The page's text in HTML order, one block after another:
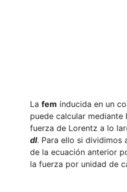
La fem inducida en un
puede calcular mediante
fuerza de Lorentz a lo
dl. Para ello si dividimos
de la ecuación anterior
la fuerza por unidad de